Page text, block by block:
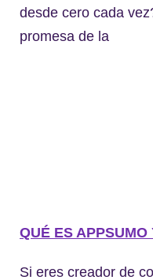
desde cero cada
promesa de la
QUÉ ES
Si eres creador de